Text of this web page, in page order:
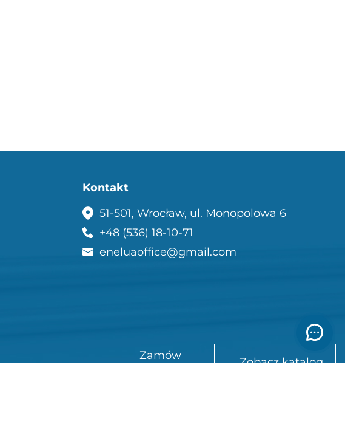
Kontakt
51-501, Wrocław, ul. Monopolowa 6
+48 (536) 18-10-71
eneluaoffice@gmail.com
Zamów
Zobacz katalog